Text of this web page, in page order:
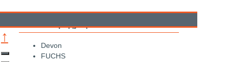
Каталог продукции
Devon
FUCHS
↑